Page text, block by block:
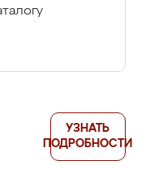
УЗНАТЬ
ПОДРОБНОСТИ